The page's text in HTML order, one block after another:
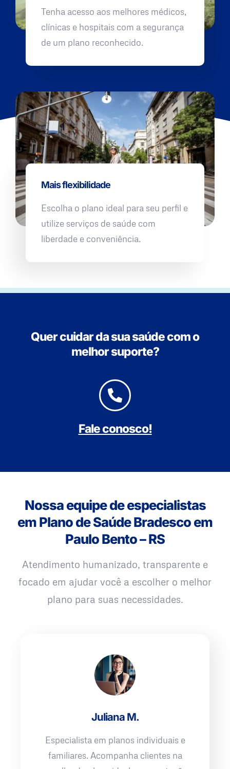
Tenha acesso aos melhores médicos,
clínicas e hospitais com a segurança
de um plano reconhecido.
Mais flexibilidade
Escolha o plano ideal para seu perfil e
utilize serviços de saúde com
liberdade e conveniência.
Quer cuidar da sua saúde com o
melhor suporte?
Fale conosco!
Nossa equipe de especialistas
em Plano de Saúde Bradesco em
Paulo Bento – RS
Atendimento humanizado, transparente e
focado em ajudar você a escolher o melhor
plano para suas necessidades.
Juliana M.
Especialista em planos individuais e
familiares. Acompanha clientes na